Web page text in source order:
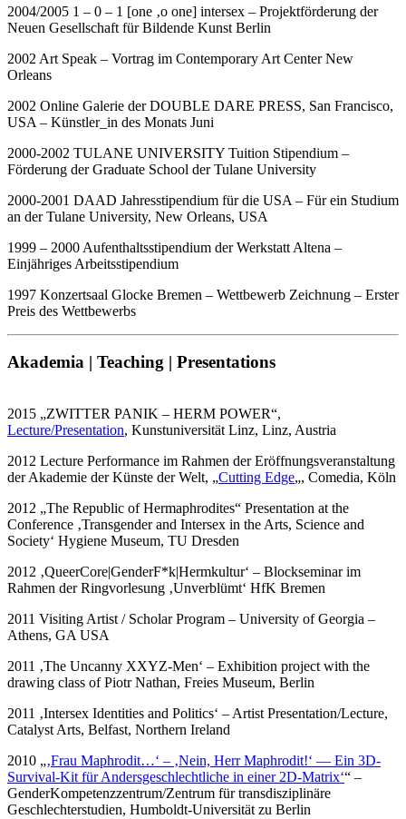
2004/2005 1 – 0 – 1 [one ‚o one] intersex – Projektförderung der
Neuen Gesellschaft für Bildende Kunst Berlin
2002 Art Speak – Vortrag im Contemporary Art Center New
Orleans
2002 Online Galerie der DOUBLE DARE PRESS, San Francisco,
USA – Künstler_in des Monats Juni
2000-2002 TULANE UNIVERSITY Tuition Stipendium –
Förderung der Graduate School der Tulane University
2000-2001 DAAD Jahresstipendium für die USA – Für ein Studium
an der Tulane University, New Orleans, USA
1999 – 2000 Aufenthaltsstipendium der Werkstatt Altena –
Einjähriges Arbeitsstipendium
1997 Konzertsaal Glocke Bremen – Wettbewerb Zeichnung – Erster
Preis des Wettbewerbs
Akademia | Teaching | Presentations
2015 „ZWITTER PANIK – HERM POWER“,
Lecture/Presentation, Kunstuniversität Linz, Linz, Austria
2012 Lecture Performance im Rahmen der Eröffnungsveranstaltung
der Akademie der Künste der Welt, „Cutting Edge„, Comedia, Köln
2012 „The Republic of Hermaphrodites“ Presentation at the
Conference ‚Transgender and Intersex in the Arts, Science and
Society‘ Hygiene Museum, TU Dresden
2012 ‚QueerCore|GenderF*k|Hermkultur‘ – Blockseminar im
Rahmen der Ringvorlesung ‚Unverblümt‘ HfK Bremen
2011 Visiting Artist / Scholar Program – University of Georgia –
Athens, GA USA
2011 ‚The Uncanny XXYZ-Men‘ – Exhibition project with the
drawing class of Piotr Nathan, Freies Museum, Berlin
2011 ‚Intersex Identities and Politics‘ – Artist Presentation/Lecture,
Catalyst Arts, Belfast, Northern Ireland
2010 „‚Frau Maphrodit…‘ – ‚Nein, Herr Maphrodit!‘ — Ein 3D-
Survival-Kit für Andersgeschlechtliche in einer 2D-Matrix‘“ –
GenderKompetenzzentrum/Zentrum für transdisziplinäre
Geschlechterstudien, Humboldt-Universität zu Berlin